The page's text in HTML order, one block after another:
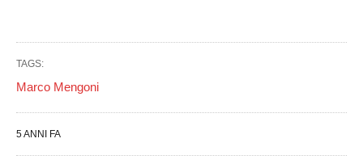
TAGS:
Marco Mengoni
5 ANNI FA